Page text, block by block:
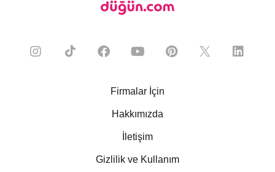
Firmalar İçin
Hakkımızda
İletişim
Gizlilik ve Kullanım